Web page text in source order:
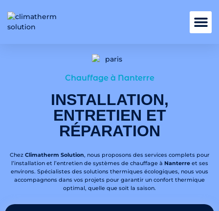
Chauffage à Nanterre
INSTALLATION,
ENTRETIEN ET
RÉPARATION
Chez Climatherm Solution, nous proposons des services complets pour
l’installation et l’entretien de systèmes de chauffage à Nanterreet ses
environs. Spécialistes des solutions thermiques écologiques, nous vous
accompagnons dans vos projets pour garantir un confort thermique
optimal, quelle que soit la saison.